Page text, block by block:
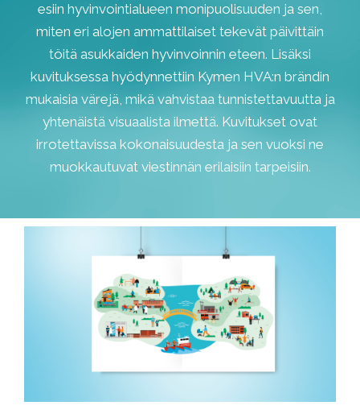
esiin hyvinvointialueen monipuolisuuden ja sen,
miten eri alojen ammattilaiset tekevät päivittäin
töitä asukkaiden hyvinvoinnin eteen. Lisäksi
kuvituksessa hyödynnettiin Kymen HVA:n brändin
mukaisia värejä, mikä vahvistaa tunnistettavuutta ja
yhtenäistä visuaalista ilmettä. Kuvitukset ovat
irrotettavissa kokonaisuudesta ja sen vuoksi ne
muokkautuvat viestinnän erilaisiin tarpeisiin.